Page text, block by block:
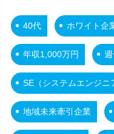
40代 ホワイト企
年収1,000万円
SE（システムエンジニ
地域未来牽引企業